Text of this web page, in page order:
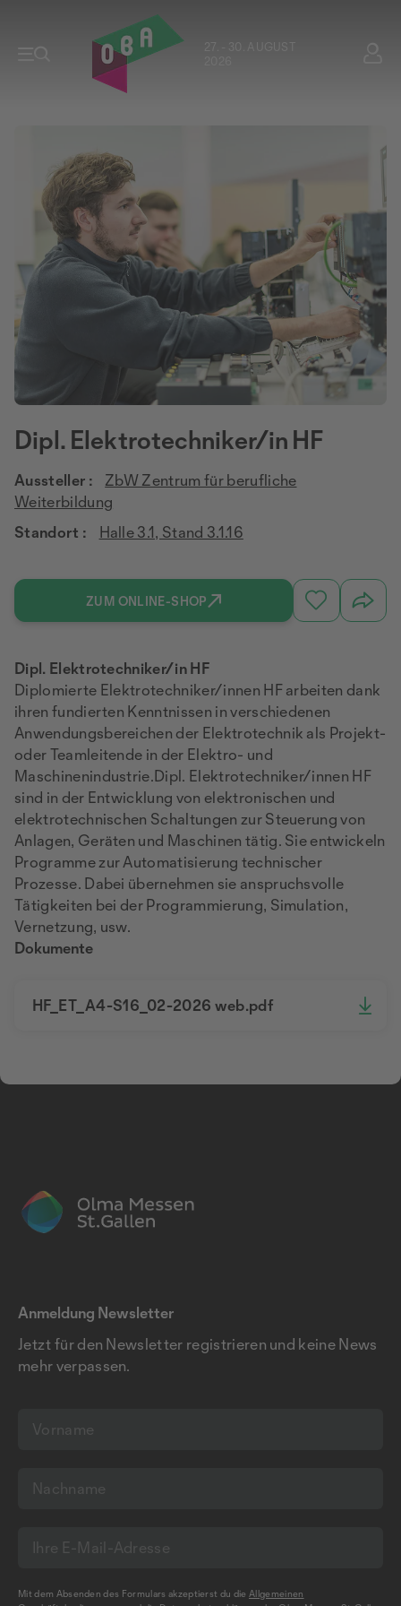
27. - 30. AUGUST
Dipl. Elektrotechniker/in HF
Aussteller :
ZbW Zentrum für berufliche
Weiterbildung
Standort :
Halle 3.1, Stand 3.1.16
ZUM ONLINE-SHOP
Dipl. Elektrotechniker/in HF
Diplomierte Elektrotechniker/innen HF arbeiten dank
ihren fundierten Kenntnissen in verschiedenen
Anwendungsbereichen der Elektrotechnik als Projekt-
oder Teamleitende in der Elektro- und
Maschinenindustrie.Dipl. Elektrotechniker/innen HF
sind in der Entwicklung von elektronischen und
elektrotechnischen Schaltungen zur Steuerung von
Anlagen, Geräten und Maschinen tätig. Sie entwickeln
Programme zur Automatisierung technischer
Prozesse. Dabei übernehmen sie anspruchsvolle
Tätigkeiten bei der Programmierung, Simulation,
Vernetzung, usw.
Dokumente
HF_ET_A4-S16_02-2026 web.pdf
Anmeldung Newsletter
Jetzt für den Newsletter registrieren und keine News
mehr verpassen.
Mit dem Absenden des Formulars akzeptierst du dieAllgemeinen